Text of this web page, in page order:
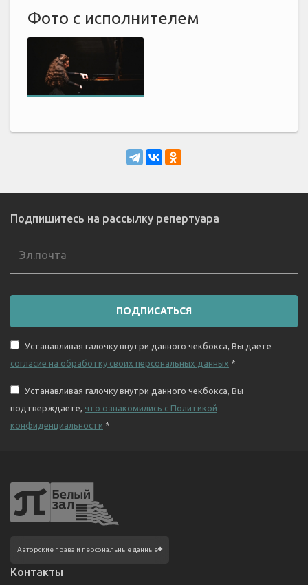
Фото с исполнителем
Подпишитесь на рассылку репертуара
ПОДПИСАТЬСЯ
Устанавливая галочку внутри данного чекбокса, Вы даете
согласие на обработку своих персональных данных *
Устанавливая галочку внутри данного чекбокса, Вы
подтверждаете, что ознакомились с Политикой
конфиденциальности *
Авторские права и персональные данные
Фотографии размещены с согласия
с требованиями законодательства
Контакты